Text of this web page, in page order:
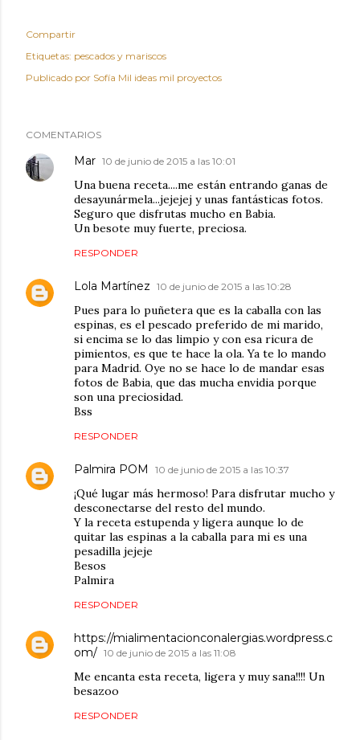
Compartir
Etiquetas: pescados y mariscos
Publicado por Sofía Mil ideas mil proyectos
COMENTARIOS
Mar 10 de junio de 2015 a las 10:01
Una buena receta....me están entrando ganas de
desayunármela...jejejej y unas fantásticas fotos.
Seguro que disfrutas mucho en Babia.
Un besote muy fuerte, preciosa.
RESPONDER
Lola Martínez 10 de junio de 2015 a las 10:28
Pues para lo puñetera que es la caballa con las
espinas, es el pescado preferido de mi marido,
si encima se lo das limpio y con esa ricura de
pimientos, es que te hace la ola. Ya te lo mando
para Madrid. Oye no se hace lo de mandar esas
fotos de Babia, que das mucha envidia porque
son una preciosidad.
Bss
RESPONDER
Palmira POM 10 de junio de 2015 a las 10:37
¡Qué lugar más hermoso! Para disfrutar mucho y
desconectarse del resto del mundo.
Y la receta estupenda y ligera aunque lo de
quitar las espinas a la caballa para mi es una
pesadilla jejeje
Besos
Palmira
RESPONDER
https://mialimentacionconalergias.wordpress.c
om/ 10 de junio de 2015 a las 11:08
Me encanta esta receta, ligera y muy sana!!!! Un
besazoo
RESPONDER